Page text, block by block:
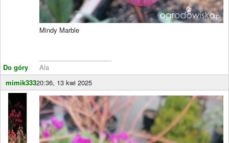
Do góry
Mindy Marble
Ala
mimik33320:36, 13 kwi 2025